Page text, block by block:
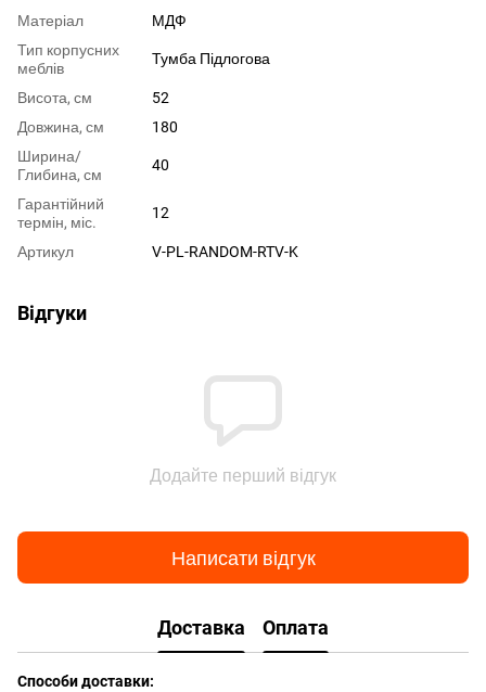
Матеріал
МДФ
Тип корпусних
меблів
Тумба Підлогова
Висота, см
52
Довжина, см
180
Ширина/
Глибина, см
40
Гарантійний
термін, міс.
12
Артикул V-PL-RANDOM-RTV-K
Відгуки
Додайте перший відгук
Написати відгук
Доставка Оплата
Способи доставки: